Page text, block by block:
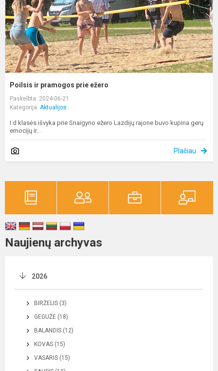
Poilsis ir pramogos prie ežero
Paskelbta: 2024-06-21
Kategorija: Aktualijos
I d klasės išvyka prie Snaigyno ežero Lazdijų rajone buvo kupina gerų
emocijų ir...
Plačiau
Naujienų archyvas
2026
BIRŽELIS (3)
GEGUŽĖ (18)
BALANDIS (12)
KOVAS (15)
VASARIS (15)